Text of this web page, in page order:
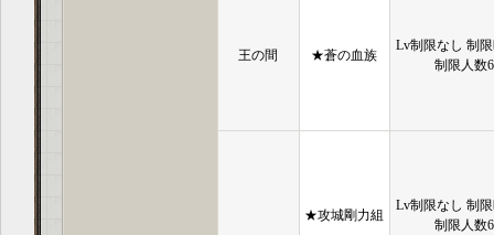
王の間 ★蒼の血族
Lv制限なし 制
制限人数
★攻城剛力組
Lv制限なし 制
制限人数